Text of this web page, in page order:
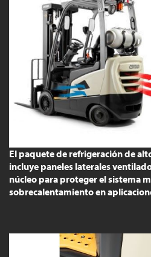
El paquete de refrigeración de
incluye paneles laterales
núcleo para proteger el sistema
sobrecalentamiento en